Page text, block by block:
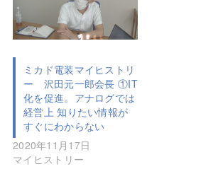
ミカド電装マイヒストリ
ー 沢田元一郎会長 ①IT
化を促進。アナログでは
経営上 知りたい情報が
すぐにわからない
2020年11月17日
マイヒストリー